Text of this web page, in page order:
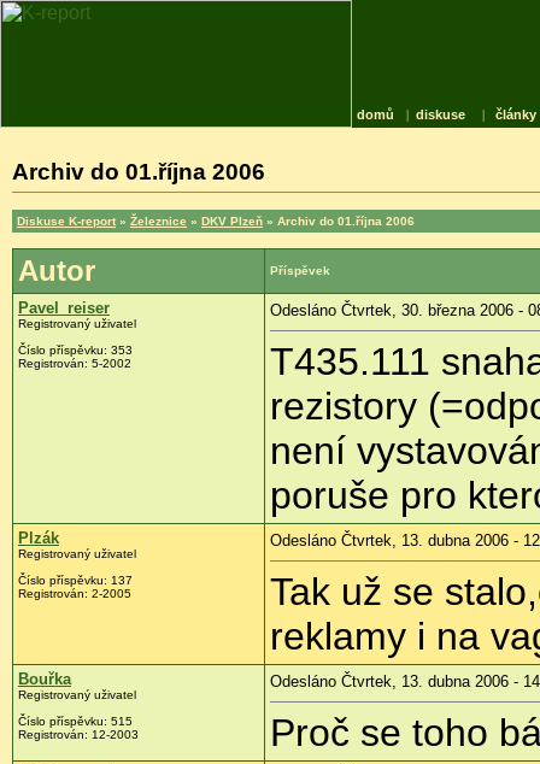
domů | diskuse | články
Archiv do 01.října 2006
Diskuse K-report » Železnice » DKV Plzeň » Archiv do 01.října 2006
Autor Příspěvek
Pavel_reiser
Registrovaný uživatel
Číslo příspěvku: 353
Registrován: 5-2002
Odesláno Čtvrtek, 30. března 2006 -
T435.111
rezistory
není
poruše pro
Plzák
Registrovaný uživatel
Číslo příspěvku: 137
Registrován: 2-2005
Odesláno Čtvrtek, 13. dubna 2006 -
Tak už se
reklamy i na
Bouřka
Registrovaný uživatel
Číslo příspěvku: 515
Registrován: 12-2003
Odesláno Čtvrtek, 13. dubna 2006 -
Proč se toho